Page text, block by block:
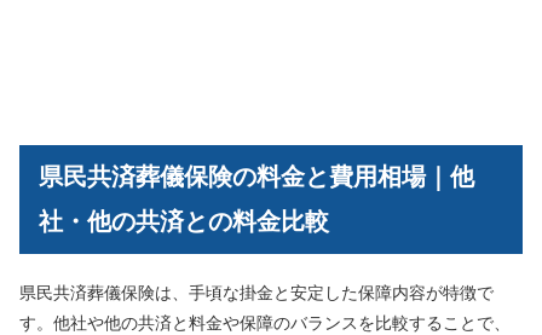
県民共済葬儀保険の料金と費用相場｜他
社・他の共済との料金比較
県民共済葬儀保険は、手頃な掛金と安定した保障内容が特徴で
す。他社や他の共済と料金や保障のバランスを比較することで、